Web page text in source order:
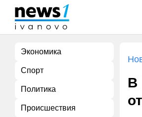
Экономика
Спорт
Политика
Происшествия
В